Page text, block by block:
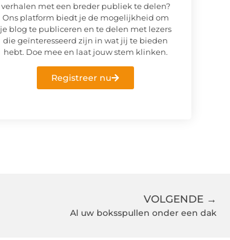
verhalen met een breder publiek te delen?
Ons platform biedt je de mogelijkheid om
je blog te publiceren en te delen met lezers
die geïnteresseerd zijn in wat jij te bieden
hebt. Doe mee en laat jouw stem klinken.
Registreer nu
VOLGENDE →
Al uw boksspullen onder een dak